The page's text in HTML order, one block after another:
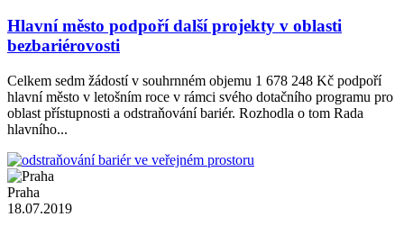
Hlavní město podpoří další projekty v oblasti
bezbariérovosti
Celkem sedm žádostí v souhrnném objemu 1 678 248 Kč podpoří
hlavní město v letošním roce v rámci svého dotačního programu pro
oblast přístupnosti a odstraňování bariér. Rozhodla o tom Rada
hlavního...
Praha
18.07.2019